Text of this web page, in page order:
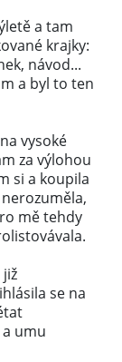
a tam
krajky:
návod...
a byl to ten
vysoké
za výlohou
si a koupila
mě tehdy
se na
umu